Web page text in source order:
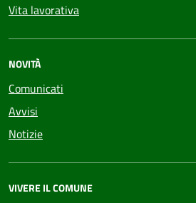
Vita lavorativa
NOVITÀ
Comunicati
Avvisi
Notizie
VIVERE IL COMUNE